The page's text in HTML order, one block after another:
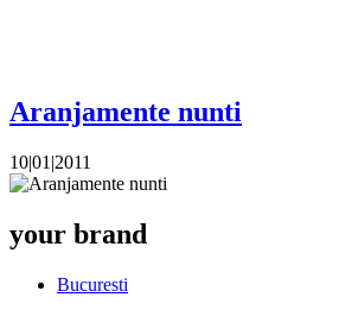
Aranjamente nunti
10|01|2011
your brand
Bucuresti